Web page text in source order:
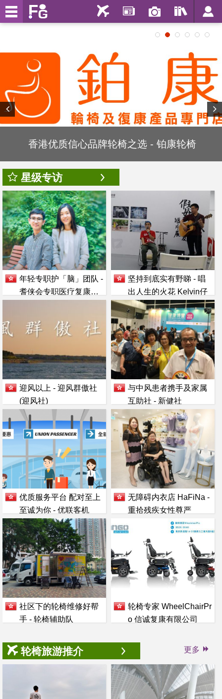
香港优质信心品牌轮椅之选 - 铂康轮椅
1 2 3 4 5 6
星级专访
年轻专职护「脑」团队 -
耆侠会专职医疗复康中
坚持到底实有野睇 - 唱
出人生的火花 Kelvin仔
迎风以上 - 迎风群傲社
(迎风社)
与中风患者携手及家属
互助社 - 新健社
优质服务平台 配对至上
至诚为你 - 优联客机
无障碍内衣店 HaFiNa -
重拾残疾女性尊严
社区下的轮椅维修好帮
手 - 轮椅辅助队
轮椅专家 WheelChairPr
o 信诚复康有限公司
轮椅旅游推介 更多